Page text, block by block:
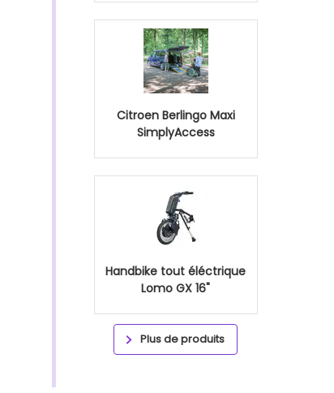
Citroen Berlingo Maxi
SimplyAccess
Handbike tout éléctrique
Lomo GX 16"
Plus de produits